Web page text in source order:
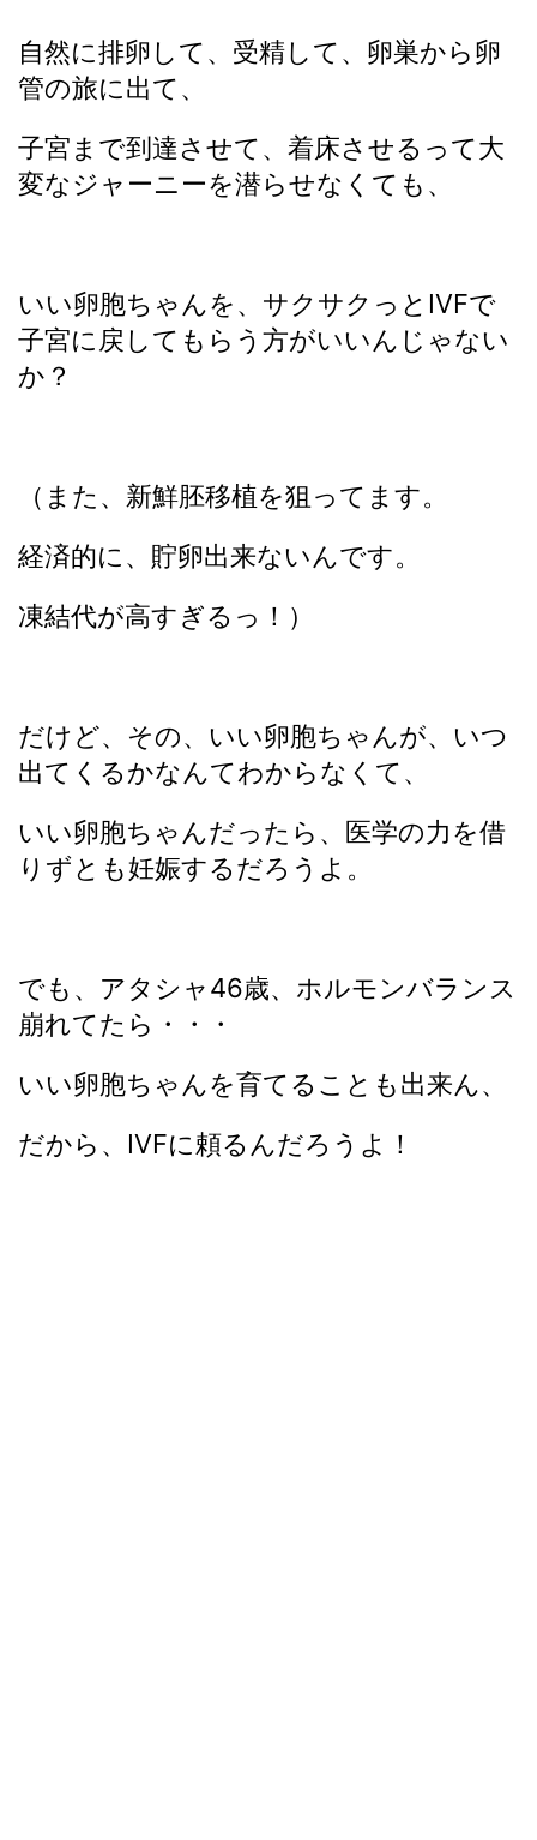
自然に排卵して、受精して、卵巣から卵
管の旅に出て、
子宮まで到達させて、着床させるって大
変なジャーニーを潜らせなくても、
いい卵胞ちゃんを、サクサクっとIVFで
子宮に戻してもらう方がいいんじゃない
か？
（また、新鮮胚移植を狙ってます。
経済的に、貯卵出来ないんです。
凍結代が高すぎるっ！）
だけど、その、いい卵胞ちゃんが、いつ
出てくるかなんてわからなくて、
いい卵胞ちゃんだったら、医学の力を借
りずとも妊娠するだろうよ。
でも、アタシャ46歳、ホルモンバランス
崩れてたら・・・
いい卵胞ちゃんを育てることも出来ん、
だから、IVFに頼るんだろうよ！